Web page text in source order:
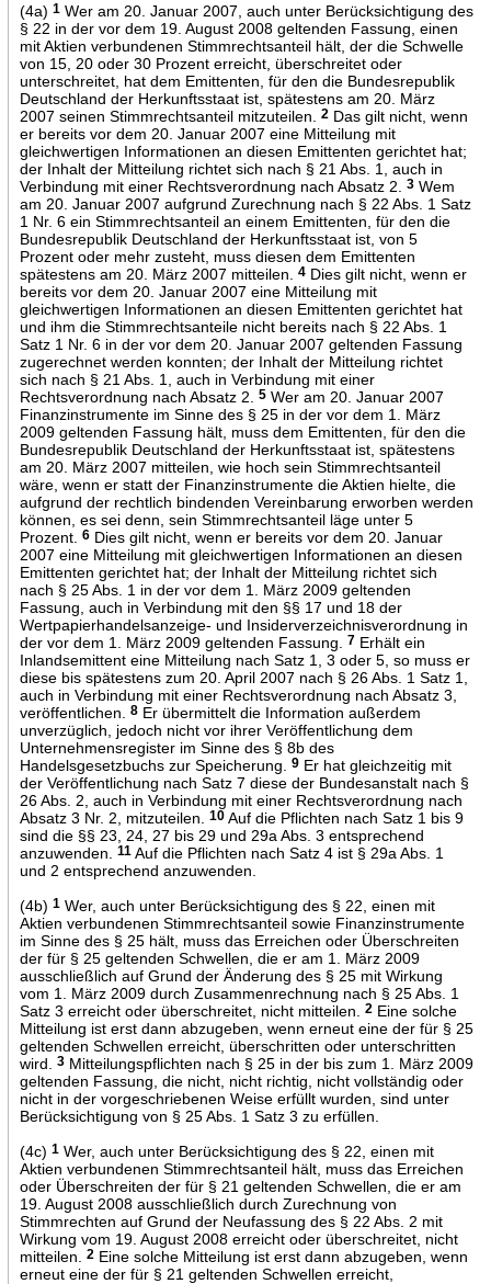
(4a) 1Wer am 20. Januar 2007, auch unter Berücksichtigung des
§ 22 in der vor dem 19. August 2008 geltenden Fassung, einen
mit Aktien verbundenen Stimmrechtsanteil hält, der die Schwelle
von 15, 20 oder 30 Prozent erreicht, überschreitet oder
unterschreitet, hat dem Emittenten, für den die Bundesrepublik
Deutschland der Herkunftsstaat ist, spätestens am 20. März
2007 seinen Stimmrechtsanteil mitzuteilen.
2Das gilt nicht, wenn
er bereits vor dem 20. Januar 2007 eine Mitteilung mit
gleichwertigen Informationen an diesen Emittenten gerichtet hat;
der Inhalt der Mitteilung richtet sich nach § 21 Abs. 1, auch in
Verbindung mit einer Rechtsverordnung nach Absatz 2.
3Wem
am 20. Januar 2007 aufgrund Zurechnung nach § 22 Abs. 1 Satz
1 Nr. 6 ein Stimmrechtsanteil an einem Emittenten, für den die
Bundesrepublik Deutschland der Herkunftsstaat ist, von 5
Prozent oder mehr zusteht, muss diesen dem Emittenten
spätestens am 20. März 2007 mitteilen.
4Dies gilt nicht, wenn er
bereits vor dem 20. Januar 2007 eine Mitteilung mit
gleichwertigen Informationen an diesen Emittenten gerichtet hat
und ihm die Stimmrechtsanteile nicht bereits nach § 22 Abs. 1
Satz 1 Nr. 6 in der vor dem 20. Januar 2007 geltenden Fassung
zugerechnet werden konnten; der Inhalt der Mitteilung richtet
sich nach § 21 Abs. 1, auch in Verbindung mit einer
Rechtsverordnung nach Absatz 2.
5Wer am 20. Januar 2007
Finanzinstrumente im Sinne des § 25 in der vor dem 1. März
2009 geltenden Fassung hält, muss dem Emittenten, für den die
Bundesrepublik Deutschland der Herkunftsstaat ist, spätestens
am 20. März 2007 mitteilen, wie hoch sein Stimmrechtsanteil
wäre, wenn er statt der Finanzinstrumente die Aktien hielte, die
aufgrund der rechtlich bindenden Vereinbarung erworben werden
können, es sei denn, sein Stimmrechtsanteil läge unter 5
Prozent.
6Dies gilt nicht, wenn er bereits vor dem 20. Januar
2007 eine Mitteilung mit gleichwertigen Informationen an diesen
Emittenten gerichtet hat; der Inhalt der Mitteilung richtet sich
nach § 25 Abs. 1 in der vor dem 1. März 2009 geltenden
Fassung, auch in Verbindung mit den §§ 17 und 18 der
Wertpapierhandelsanzeige- und Insiderverzeichnisverordnung in
der vor dem 1. März 2009 geltenden Fassung.
7Erhält ein
Inlandsemittent eine Mitteilung nach Satz 1, 3 oder 5, so muss er
diese bis spätestens zum 20. April 2007 nach § 26 Abs. 1 Satz 1,
auch in Verbindung mit einer Rechtsverordnung nach Absatz 3,
veröffentlichen.
8Er übermittelt die Information außerdem
unverzüglich, jedoch nicht vor ihrer Veröffentlichung dem
Unternehmensregister im Sinne des § 8b des
Handelsgesetzbuchs zur Speicherung.
9Er hat gleichzeitig mit
der Veröffentlichung nach Satz 7 diese der Bundesanstalt nach §
26 Abs. 2, auch in Verbindung mit einer Rechtsverordnung nach
Absatz 3 Nr. 2, mitzuteilen.
10Auf die Pflichten nach Satz 1 bis 9
sind die §§ 23, 24, 27 bis 29 und 29a Abs. 3 entsprechend
anzuwenden.
11Auf die Pflichten nach Satz 4 ist § 29a Abs. 1
und 2 entsprechend anzuwenden.
(4b) 1Wer, auch unter Berücksichtigung des § 22, einen mit
Aktien verbundenen Stimmrechtsanteil sowie Finanzinstrumente
im Sinne des § 25 hält, muss das Erreichen oder Überschreiten
der für § 25 geltenden Schwellen, die er am 1. März 2009
ausschließlich auf Grund der Änderung des § 25 mit Wirkung
vom 1. März 2009 durch Zusammenrechnung nach § 25 Abs. 1
Satz 3 erreicht oder überschreitet, nicht mitteilen.
2Eine solche
Mitteilung ist erst dann abzugeben, wenn erneut eine der für § 25
geltenden Schwellen erreicht, überschritten oder unterschritten
wird.
3Mitteilungspflichten nach § 25 in der bis zum 1. März 2009
geltenden Fassung, die nicht, nicht richtig, nicht vollständig oder
nicht in der vorgeschriebenen Weise erfüllt wurden, sind unter
Berücksichtigung von § 25 Abs. 1 Satz 3 zu erfüllen.
(4c) 1Wer, auch unter Berücksichtigung des § 22, einen mit
Aktien verbundenen Stimmrechtsanteil hält, muss das Erreichen
oder Überschreiten der für § 21 geltenden Schwellen, die er am
19. August 2008 ausschließlich durch Zurechnung von
Stimmrechten auf Grund der Neufassung des § 22 Abs. 2 mit
Wirkung vom 19. August 2008 erreicht oder überschreitet, nicht
mitteilen.
2Eine solche Mitteilung ist erst dann abzugeben, wenn
erneut eine der für § 21 geltenden Schwellen erreicht,